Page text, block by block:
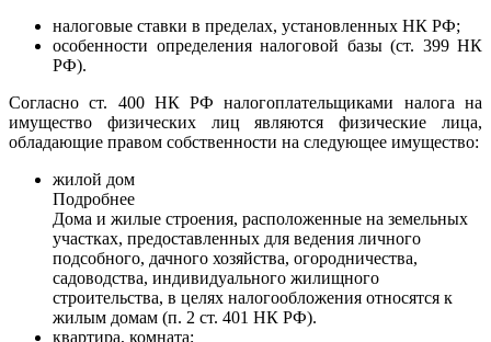
налоговые ставки в пределах, установленных НК РФ;
особенности определения налоговой базы (ст. 399 НК
РФ).
Согласно ст. 400 НК РФ налогоплательщиками налога на
имущество физических лиц являются физические лица,
обладающие правом собственности на следующее имущество:
жилой дом
Подробнее
Дома и жилые строения, расположенные на земельных
участках, предоставленных для ведения личного
подсобного, дачного хозяйства, огородничества,
садоводства, индивидуального жилищного
строительства, в целях налогообложения относятся к
жилым домам (п. 2 ст. 401 НК РФ).
квартира, комната;